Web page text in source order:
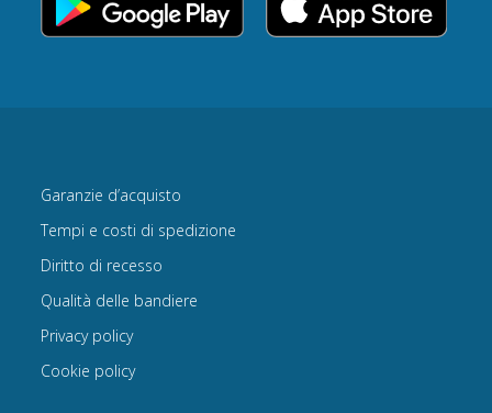
Garanzie d’acquisto
Tempi e costi di spedizione
Diritto di recesso
Qualità delle bandiere
Privacy policy
Cookie policy